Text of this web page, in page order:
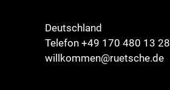
Deutschland
Telefon +49 170 480 13 28
willkommen@ruetsche.de